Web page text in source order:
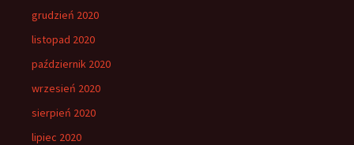
grudzień 2020
listopad 2020
październik 2020
wrzesień 2020
sierpień 2020
lipiec 2020